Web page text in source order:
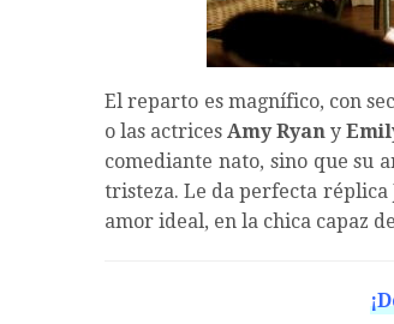
El reparto es magnífico, con
o las actricesAmy Ryan y
comediante nato, sino que su
tristeza. Le da perfecta réplica
amor ideal, en la chica capaz